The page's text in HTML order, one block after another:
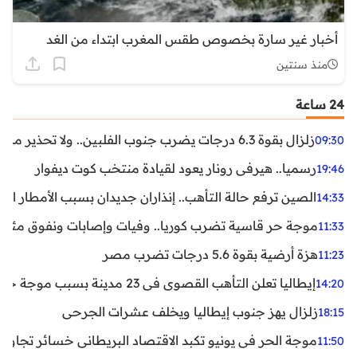
أخبار غير سارة بخصوص طقس المغرب ابتداء من الغد
منذ سنتين
24 ساعة
09:30زلزال بقوة 6.3 درجات يضرب جنوب الفلبين.. ولا تحذير من تسونامي حتى الآن
19:46رسميا.. هيرفي رونار يعود لقيادة منتخب كوت ديفوار
14:33الصين ترفع حالة التأهب.. إنذاران جديدان بسبب الأمطار
11:33موجة حر قاسية تضرب كوريا.. وفيات وإصابات ونفوق مئات
11:23هزة أرضية بقوة 5.6 درجات تضرب مصر
14:20إيطاليا تعلن التأهب القصوى في 23 مدينة بسبب موجة حر شديدة
18:15زلزال يهز جنوب إيطاليا ويخلف عشرات الجرحى
11:50موجة الحر في يونيو تكبد الاقتصاد البريطاني خسائر تجاوزت 1.5 مليار